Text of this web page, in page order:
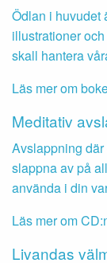
Ödlan i huvudet
illustrationer
skall hantera
Läs mer om
Meditativ
Avslappning
slappna av på
använda i din
Läs mer om
Livandas